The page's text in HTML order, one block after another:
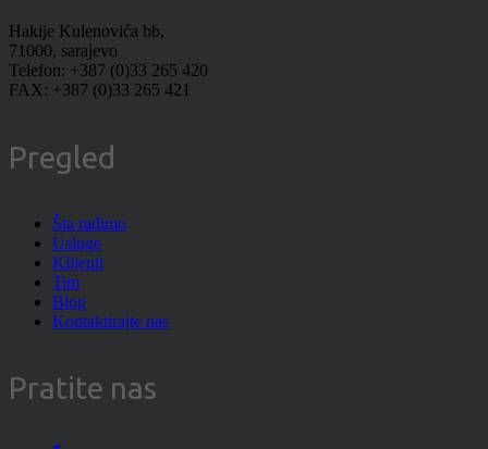
Hakije Kulenovića bb,
71000, sarajevo
Telefon: +387 (0)33 265 420
FAX: +387 (0)33 265 421
Pregled
Šta radimo
Usluge
Klijenti
Tim
Blog
Kontaktirajte nas
Pratite nas